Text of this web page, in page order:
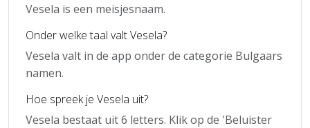
Vesela is een meisjesnaam.
Onder welke taal valt Vesela?
Vesela valt in de app onder de categorie Bulgaars
namen.
Hoe spreek je Vesela uit?
Vesela bestaat uit 6 letters. Klik op de 'Beluister